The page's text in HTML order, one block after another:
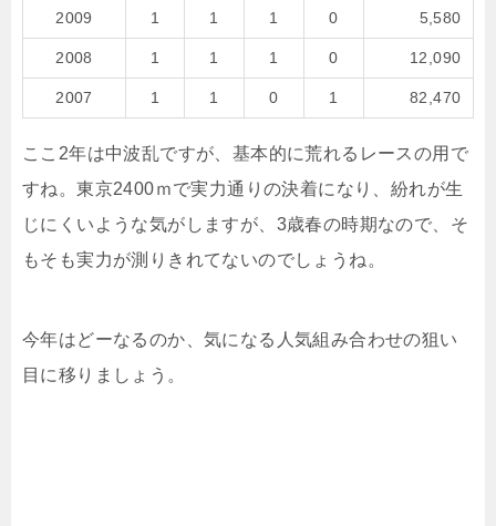
2009 1 1 1 0 5,580
2008 1 1 1 0 12,090
2007 1 1 0 1 82,470
ここ2年は中波乱ですが、基本的に荒れるレースの用で
すね。東京2400ｍで実力通りの決着になり、紛れが生
じにくいような気がしますが、3歳春の時期なので、そ
もそも実力が測りきれてないのでしょうね。
今年はどーなるのか、気になる人気組み合わせの狙い
目に移りましょう。